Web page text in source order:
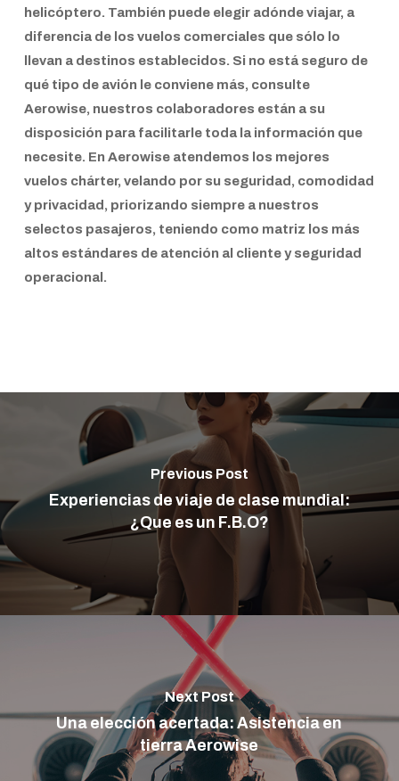
helicóptero. También puede elegir adónde viajar, a
diferencia de los vuelos comerciales que sólo lo
llevan a destinos establecidos. Si no está seguro de
qué tipo de avión le conviene más, consulte
Aerowise, nuestros colaboradores están a su
disposición para facilitarle toda la información que
necesite. En Aerowise atendemos los mejores
vuelos chárter, velando por su seguridad, comodidad
y privacidad, priorizando siempre a nuestros
selectos pasajeros, teniendo como matriz los más
altos estándares de atención al cliente y seguridad
operacional.
Previous Post
Experiencias de viaje de clase mundial:
¿Que es un F.B.O?
Next Post
Una elección acertada: Asistencia en
tierra Aerowise